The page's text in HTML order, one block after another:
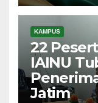
KAMPUS
22
IAINU
Jatim